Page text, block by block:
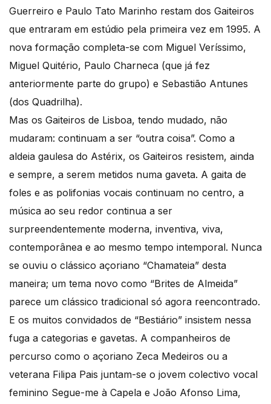
Guerreiro e Paulo Tato Marinho restam dos Gaiteiros
que entraram em estúdio pela primeira vez em 1995. A
nova formação completa-se com Miguel Veríssimo,
Miguel Quitério, Paulo Charneca (que já fez
anteriormente parte do grupo) e Sebastião Antunes
(dos Quadrilha).
Mas os Gaiteiros de Lisboa, tendo mudado, não
mudaram: continuam a ser “outra coisa”. Como a
aldeia gaulesa do Astérix, os Gaiteiros resistem, ainda
e sempre, a serem metidos numa gaveta. A gaita de
foles e as polifonias vocais continuam no centro, a
música ao seu redor continua a ser
surpreendentemente moderna, inventiva, viva,
contemporânea e ao mesmo tempo intemporal. Nunca
se ouviu o clássico açoriano “Chamateia” desta
maneira; um tema novo como “Brites de Almeida”
parece um clássico tradicional só agora reencontrado.
E os muitos convidados de “Bestiário” insistem nessa
fuga a categorias e gavetas. A companheiros de
percurso como o açoriano Zeca Medeiros ou a
veterana Filipa Pais juntam-se o jovem colectivo vocal
feminino Segue-me à Capela e João Afonso Lima,